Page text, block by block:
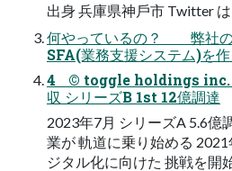
出⾝ 兵庫県神⼾市 Twitter
何やっているの？ 弊社の
SFA(業務支援システム)を
4 © toggle holdings inc.
収 シリーズB 1st 12億調達
2023年7⽉ シリーズA 5.6億
業が 軌道に乗り始める
ジタル化に向けた 挑戦を開